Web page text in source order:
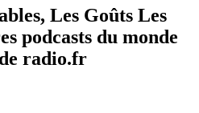
Les Goûts Les
podcasts du monde
radio.fr